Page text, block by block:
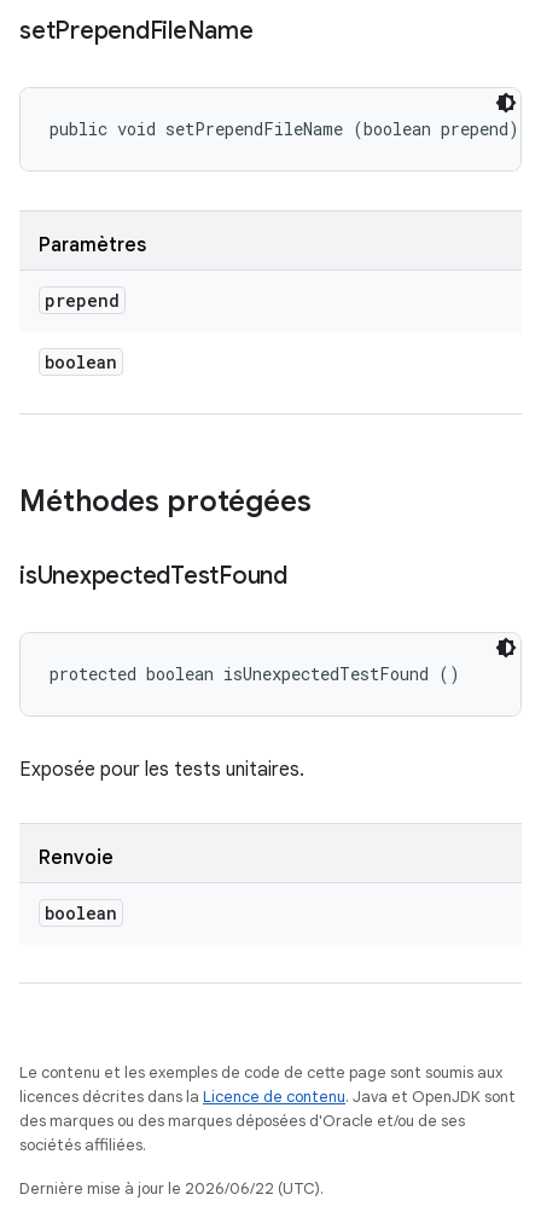
setPrependFileName
public void setPrependFileName (boolean prepend)
Paramètres
prepend
boolean
Méthodes protégées
isUnexpectedTestFound
protected boolean isUnexpectedTestFound ()
Exposée pour les tests unitaires.
Renvoie
boolean
Le contenu et les exemples de code de cette page sont soumis aux
licences décrites dans la Licence de contenu. Java et OpenJDK sont
des marques ou des marques déposées d'Oracle et/ou de ses
sociétés affiliées.
Dernière mise à jour le 2026/06/22 (UTC).